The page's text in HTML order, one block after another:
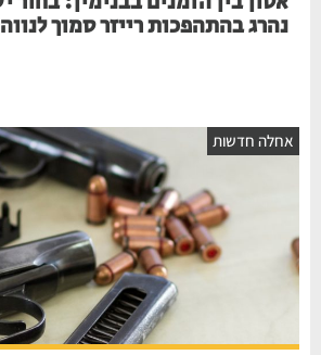
נהרג בהתהפכות רייזר סמוך לנווה ארז
חדשות